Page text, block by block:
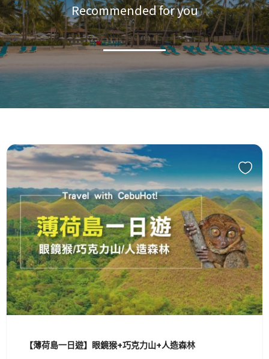
Recommended for you
【薄荷島一日遊】眼鏡猴+巧克力山+人造森林